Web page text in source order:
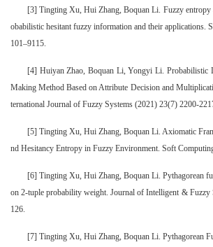
[3] Tingting Xu, Hui Zhang, Boquan Li. Fuzzy entropy
obabilistic hesitant fuzzy information and their applications.
101–9115.
[4] Huiyan Zhao, Boquan Li, Yongyi Li. Probabilistic
Making Method Based on Attribute Decision and
ternational Journal of Fuzzy Systems (2021) 23(7) 2200-
[5] Tingting Xu, Hui Zhang, Boquan Li. Axiomatic
nd Hesitancy Entropy in Fuzzy Environment. Soft
[6] Tingting Xu, Hui Zhang, Boquan Li. Pythagorean
on 2-tuple probability weight. Journal of Intelligent & Fuzzy
126.
[7] Tingting Xu, Hui Zhang, Boquan Li. Pythagorean